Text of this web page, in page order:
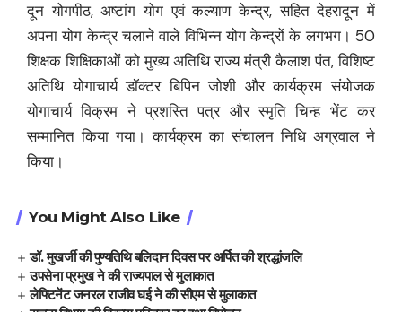
दून योगपीठ, अष्टांग योग एवं कल्याण केन्द्र, सहित देहरादून में
अपना योग केन्द्र चलाने वाले विभिन्न योग केन्द्रों के लगभग। 50
शिक्षक शिक्षिकाओं को मुख्य अतिथि राज्य मंत्री कैलाश पंत, विशिष्ट
अतिथि योगाचार्य डॉक्टर बिपिन जोशी और कार्यक्रम संयोजक
योगाचार्य विक्रम ने प्रशस्ति पत्र और स्मृति चिन्ह भेंट कर
सम्मानित किया गया। कार्यक्रम का संचालन निधि अग्रवाल ने
किया।
You Might Also Like
डॉ. मुखर्जी की पुण्यतिथि बलिदान दिवस पर अर्पित की श्रद्धांजलि
उपसेना प्रमुख ने की राज्यपाल से मुलाकात
लेफ्टिनेंट जनरल राजीव घई ने की सीएम से मुलाकात